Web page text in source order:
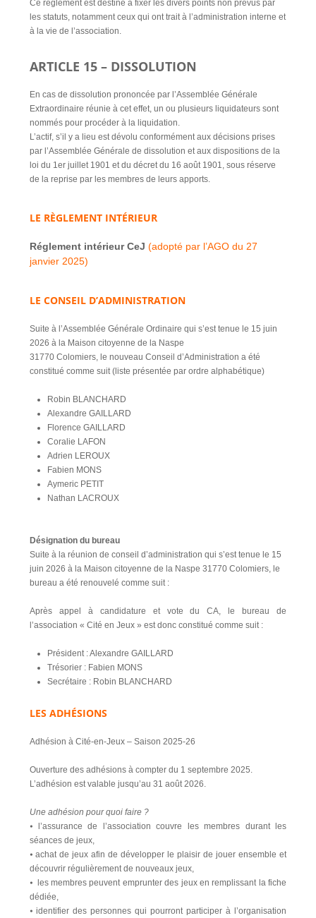
Ce règlement est destiné à fixer les divers points non prévus par
les statuts, notamment ceux qui ont trait à l’administration interne et
à la vie de l’association.
ARTICLE 15 – DISSOLUTION
En cas de dissolution prononcée par l’Assemblée Générale
Extraordinaire réunie à cet effet, un ou plusieurs liquidateurs sont
nommés pour procéder à la liquidation.
L’actif, s’il y a lieu est dévolu conformément aux décisions prises
par l’Assemblée Générale de dissolution et aux dispositions de la
loi du 1er juillet 1901 et du décret du 16 août 1901, sous réserve
de la reprise par les membres de leurs apports.
LE RÈGLEMENT INTÉRIEUR
Réglement intérieur CeJ (adopté par l’AGO du 27
janvier 2025)
LE CONSEIL D’ADMINISTRATION
Suite à l’Assemblée Générale Ordinaire qui s’est tenue le 15 juin
2026 à la Maison citoyenne de la Naspe
31770 Colomiers, le nouveau Conseil d’Administration a été
constitué comme suit (liste présentée par ordre alphabétique)
Robin BLANCHARD
Alexandre GAILLARD
Florence GAILLARD
Coralie LAFON
Adrien LEROUX
Fabien MONS
Aymeric PETIT
Nathan LACROUX
Désignation du bureau
Suite à la réunion de conseil d’administration qui s’est tenue le 15
juin 2026 à la Maison citoyenne de la Naspe 31770 Colomiers, le
bureau a été renouvelé comme suit :
Après appel à candidature et vote du CA, le bureau de
l’association « Cité en Jeux » est donc constitué comme suit :
Président : Alexandre GAILLARD
Trésorier : Fabien MONS
Secrétaire : Robin BLANCHARD
LES ADHÉSIONS
Adhésion à Cité-en-Jeux – Saison 2025-26
Ouverture des adhésions à compter du 1 septembre 2025.
L’adhésion est valable jusqu’au 31 août 2026.
Une adhésion pour quoi faire ?
⦁ l’assurance de l’association couvre les membres durant les
séances de jeux,
⦁ achat de jeux afin de développer le plaisir de jouer ensemble et
découvrir régulièrement de nouveaux jeux,
⦁ les membres peuvent emprunter des jeux en remplissant la fiche
dédiée,
⦁ identifier des personnes qui pourront participer à l’organisation